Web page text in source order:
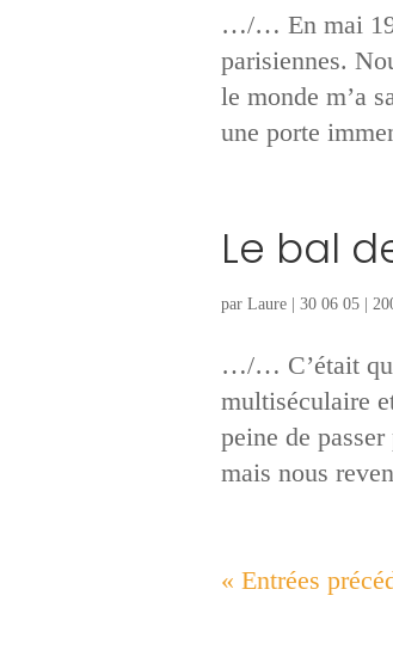
…/… En mai
parisiennes.
le monde m’a
une porte
Le bal
par Laure| 30 06 05|
…/… C’était
multiséculaire
peine de
mais nous
« Entrées